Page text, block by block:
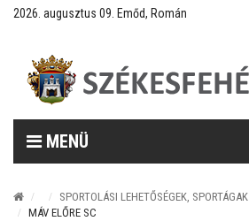
2026. augusztus 09. Emőd, Román
MENÜ
SPORTOLÁSI LEHETŐSÉGEK, SPORTÁGAK
MÁV ELŐRE SC